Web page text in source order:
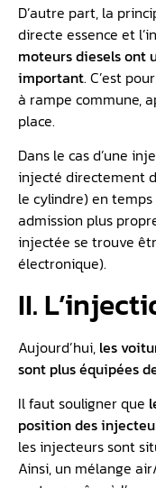
D’autre part, la
directe essence et
moteurs diesels ont
important. C’est
à rampe commune,
place.
Dans le cas d’une
injecté directement
le cylindre) en
admission plus
injectée se trouve
électronique).
II.
Aujourd’hui, les
sont plus équipées
Il faut souligner que
position des
les injecteurs sont
Ainsi, un mélange